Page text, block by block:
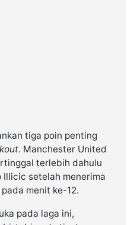
tiga poin penting
. Manchester United
terlebih dahulu
Illicic setelah menerima
menit ke-12.
pada laga ini,